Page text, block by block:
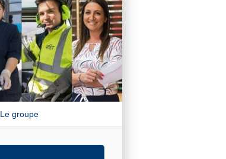
Le groupe